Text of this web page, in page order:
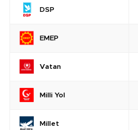
DSP
EMEP
Vatan
Milli Yol
Millet